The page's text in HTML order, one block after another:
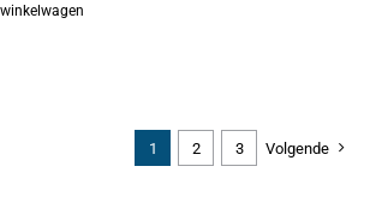
winkelwagen
1 2 3 Volgende